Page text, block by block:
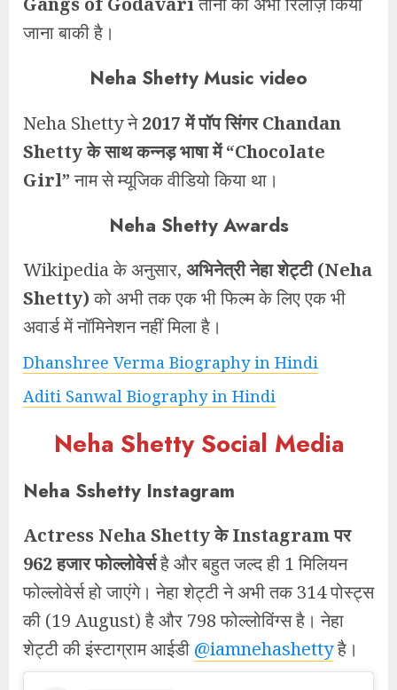
जाना बाकी है।
Neha Shetty Music video
Neha Shetty ने2017 में पॉप सिंगर Chandan
Shetty के साथ कन्नड़ भाषा में “Chocolate
Girl”नाम से म्यूजिक वीडियो किया था।
Neha Shetty Awards
Wikipedia के अनुसार, अभिनेत्री नेहा शेट्टी (Neha
Shetty)को अभी तक एक भी फिल्म के लिए एक भी
अवार्ड में नॉमिनेशन नहीं मिला है।
Dhanshree Verma Biography in Hindi
Aditi Sanwal Biography in Hindi
Neha Shetty Social Media
Neha Sshetty Instagram
Actress Neha Shetty के Instagram पर
962 हजार फोल्लोवेर्सहै और बहुत जल्द ही 1 मिलियन
फोल्लोवेर्स हो जाएंगे। नेहा शेट्टी ने अभी तक 314 पोस्ट्स
की (19 August) है और 798 फोल्लोविंग्स है। नेहा
शेट्टी की इंस्टाग्राम आईडी @iamnehashettyहै।